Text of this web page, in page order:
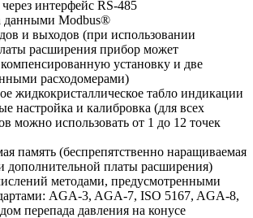
интерфейс RS-485
данными Modbus®
и выходов (при использовании
расширения прибор может
установку и две
расходомерами)
жидкокристаллическое табло индикации
настройка и калибровка (для всех
можно использовать от 1 до 12 точек
память (беспрепятственно наращиваемая
дополнительной платы расширения)
методами, предусмотренными
AGA-3, AGA-7, ISO 5167, AGA-8,
перепада давления на конусе